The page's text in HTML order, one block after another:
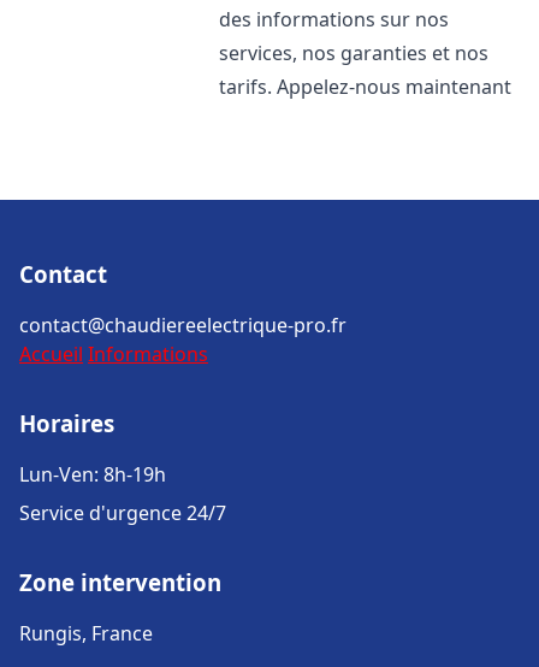
des informations sur nos
services, nos garanties et nos
tarifs. Appelez-nous maintenant
Contact
contact@chaudiereelectrique-pro.fr
Accueil Informations
Horaires
Lun-Ven: 8h-19h
Service d'urgence 24/7
Zone intervention
Rungis, France